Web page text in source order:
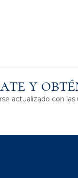
y
actualizado con